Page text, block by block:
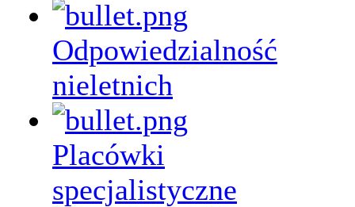
Odpowiedzialność
nieletnich
Placówki
specjalistyczne